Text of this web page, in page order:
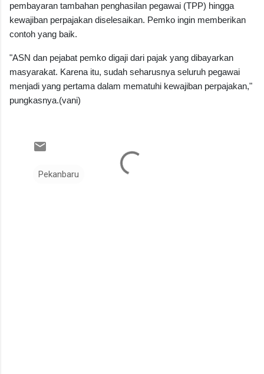
pembayaran tambahan penghasilan pegawai (TPP) hingga
kewajiban perpajakan diselesaikan. Pemko ingin memberikan
contoh yang baik.
"ASN dan pejabat pemko digaji dari pajak yang dibayarkan
masyarakat. Karena itu, sudah seharusnya seluruh pegawai
menjadi yang pertama dalam mematuhi kewajiban perpajakan,"
pungkasnya.(vani)
Pekanbaru